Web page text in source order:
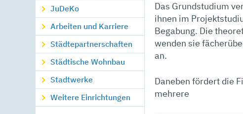
JuDeKo
Arbeiten und Karriere
Städtepartnerschaften
Städtische Wohnbau
Stadtwerke
Weitere Einrichtungen
Das Grundstudium
ihnen im
Begabung. Die
wenden sie
an.
Daneben fördert die
mehrere